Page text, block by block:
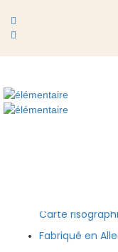
Carte risographie –
Carte
Carte
Fabriqué en